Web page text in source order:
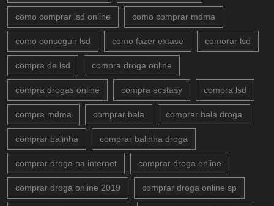
como comprar lsd online como comprar mdma
como conseguir lsd como fazer extase comorar lsd
compra de lsd compra droga online
compra drogas online compra ecstasy compra lsd
compra mdma comprar bala comprar bala droga
comprar balinha comprar balinha droga
comprar droga na internet comprar droga online
comprar droga online 2019 comprar droga online sp